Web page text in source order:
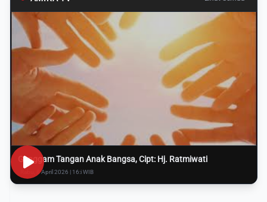
Genggam Tangan Anak Bangsa, Cipt: Hj. Ratmiwati
Rabu, 8 April 2026 | 16:i WIB